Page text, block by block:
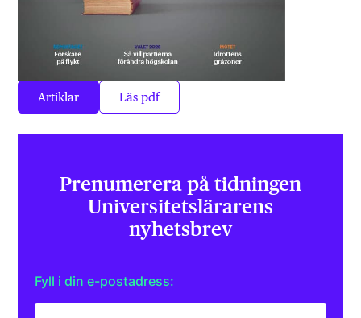
Artiklar Läs pdf
Prenumerera på tidningen
Universitets­lärarens
nyhetsbrev
Fyll i din e-postadress: